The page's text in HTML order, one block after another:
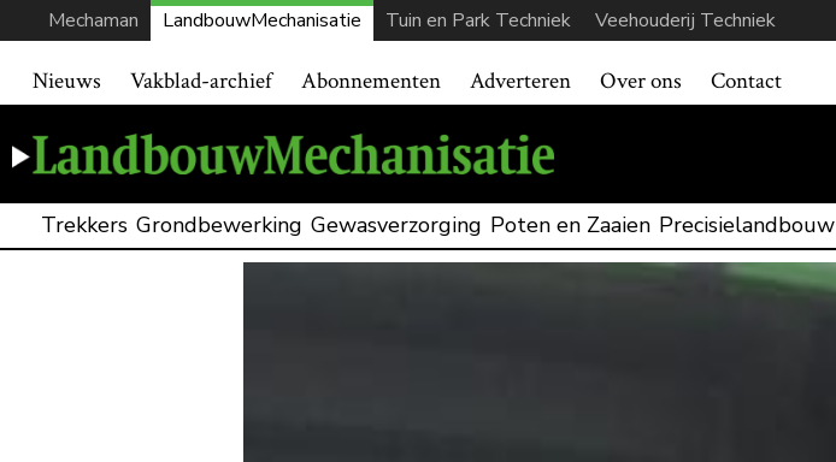
Mechaman LandbouwMechanisatie Tuin en Park Techniek Veehouderij Techniek
Nieuws Vakblad-archief Abonnementen Adverteren Over ons Contact
Trekkers Grondbewerking Gewasverzorging Poten en Zaaien Precisielandbouw